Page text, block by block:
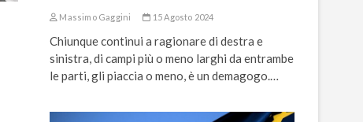
Massimo Gaggini 15 Agosto 2024
Chiunque continui a ragionare di destra e
sinistra, di campi più o meno larghi da entrambe
le parti, gli piaccia o meno, è un demagogo.…